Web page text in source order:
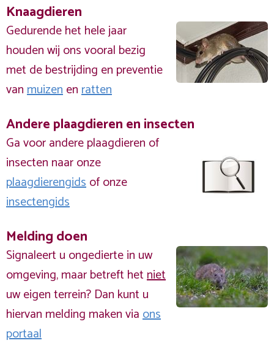
Knaagdieren
Gedurende het hele jaar
houden wij ons vooral bezig
met de bestrijding en preventie
vanmuizenenratten
Andere plaagdieren en insecten
Ga voor andere plaagdieren of
insecten naar onze
plaagdierengidsof onze
insectengids
Melding doen
Signaleert u ongedierte in uw
omgeving, maar betreft hetniet
uw eigen terrein? Dan kunt u
hiervan melding maken viaons
portaal